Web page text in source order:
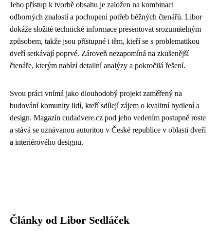
Jeho přístup k tvorbě obsahu je založen na kombinaci
odborných znalostí a pochopení potřeb běžných čtenářů. Libor
dokáže složité technické informace presentovat srozumitelným
způsobem, takže jsou přístupné i těm, kteří se s problematikou
dveří setkávají poprvé. Zároveň nezapomíná na zkušenější
čtenáře, kterým nabízí detailní analýzy a pokročilá řešení.
Svou práci vnímá jako dlouhodobý projekt zaměřený na
budování komunity lidí, kteří sdílejí zájem o kvalitní bydlení a
design. Magazín cudadvere.cz pod jeho vedením postupně roste
a stává se uznávanou autoritou v České republice v oblasti dveří
a interiérového designu.
Články od Libor Sedláček